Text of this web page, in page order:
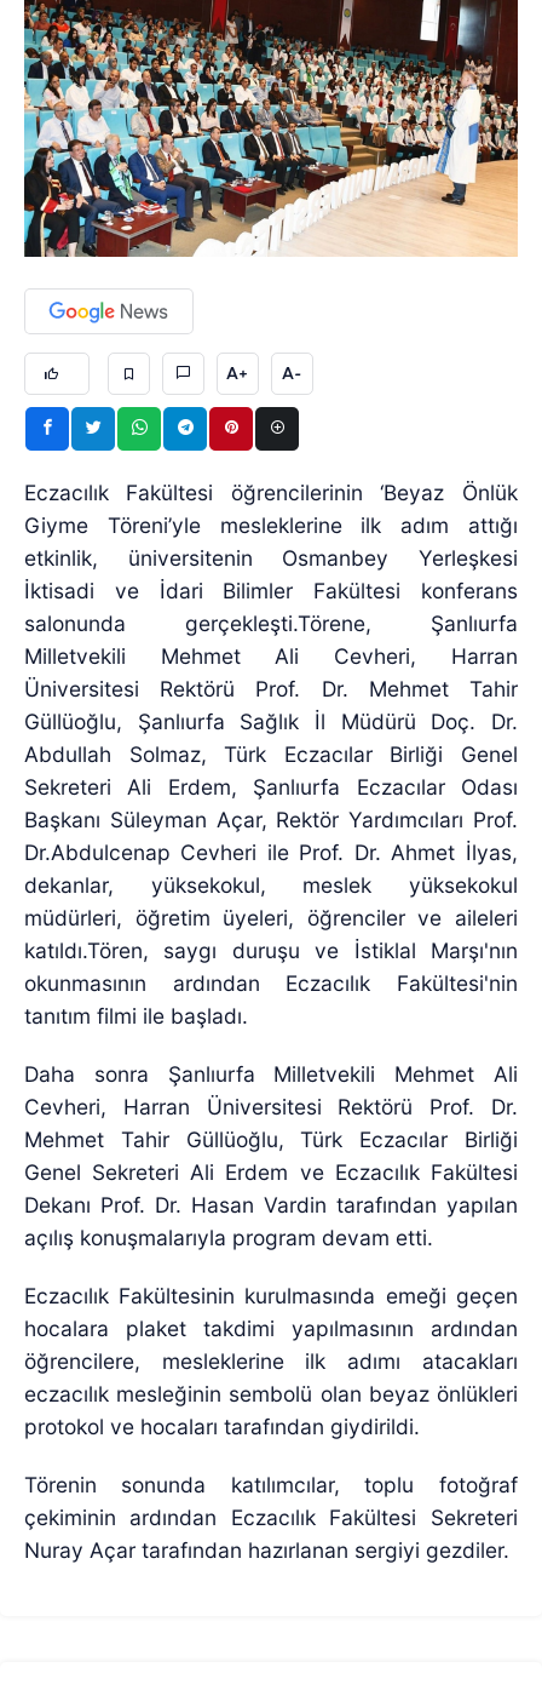
A+ A-
Eczacılık Fakültesi öğrencilerinin ‘Beyaz Önlük
Giyme Töreni’yle mesleklerine ilk adım attığı
etkinlik, üniversitenin Osmanbey Yerleşkesi
İktisadi ve İdari Bilimler Fakültesi konferans
salonunda gerçekleşti.Törene, Şanlıurfa
Milletvekili Mehmet Ali Cevheri, Harran
Üniversitesi Rektörü Prof. Dr. Mehmet Tahir
Güllüoğlu, Şanlıurfa Sağlık İl Müdürü Doç. Dr.
Abdullah Solmaz, Türk Eczacılar Birliği Genel
Sekreteri Ali Erdem, Şanlıurfa Eczacılar Odası
Başkanı Süleyman Açar, Rektör Yardımcıları Prof.
Dr.Abdulcenap Cevheri ile Prof. Dr. Ahmet İlyas,
dekanlar, yüksekokul, meslek yüksekokul
müdürleri, öğretim üyeleri, öğrenciler ve aileleri
katıldı.Tören, saygı duruşu ve İstiklal Marşı'nın
okunmasının ardından Eczacılık Fakültesi'nin
tanıtım filmi ile başladı.
Daha sonra Şanlıurfa Milletvekili Mehmet Ali
Cevheri, Harran Üniversitesi Rektörü Prof. Dr.
Mehmet Tahir Güllüoğlu, Türk Eczacılar Birliği
Genel Sekreteri Ali Erdem ve Eczacılık Fakültesi
Dekanı Prof. Dr. Hasan Vardin tarafından yapılan
açılış konuşmalarıyla program devam etti.
Eczacılık Fakültesinin kurulmasında emeği geçen
hocalara plaket takdimi yapılmasının ardından
öğrencilere, mesleklerine ilk adımı atacakları
eczacılık mesleğinin sembolü olan beyaz önlükleri
protokol ve hocaları tarafından giydirildi.
Törenin sonunda katılımcılar, toplu fotoğraf
çekiminin ardından Eczacılık Fakültesi Sekreteri
Nuray Açar tarafından hazırlanan sergiyi gezdiler.